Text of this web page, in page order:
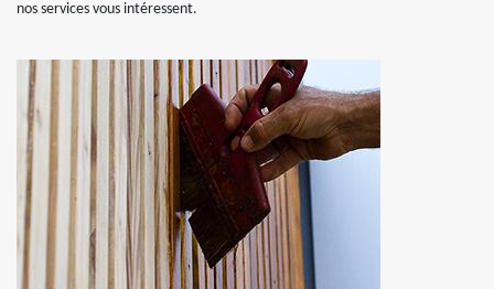
nos services vous intéressent.